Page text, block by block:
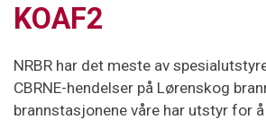
KOAF2
NRBR har det meste av
CBRNE-hendelser på Lørenskog
brannstasjonene våre har utstyr for